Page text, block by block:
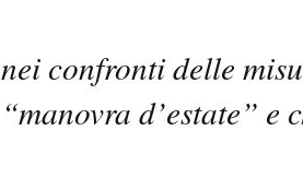
nei confronti delle
“manovra d’estate” e